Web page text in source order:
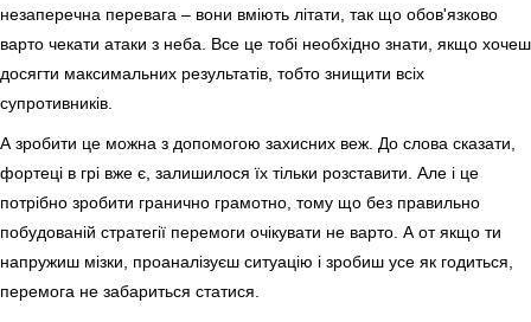
незаперечна перевага – вони вміють літати, так що обов'язково
варто чекати атаки з неба. Все це тобі необхідно знати, якщо хочеш
досягти максимальних результатів, тобто знищити всіх
супротивників.
А зробити це можна з допомогою захисних веж. До слова сказати,
фортеці в грі вже є, залишилося їх тільки розставити. Але і це
потрібно зробити гранично грамотно, тому що без правильно
побудованій стратегії перемоги очікувати не варто. А от якщо ти
напружиш мізки, проаналізуєш ситуацію і зробиш усе як годиться,
перемога не забариться статися.